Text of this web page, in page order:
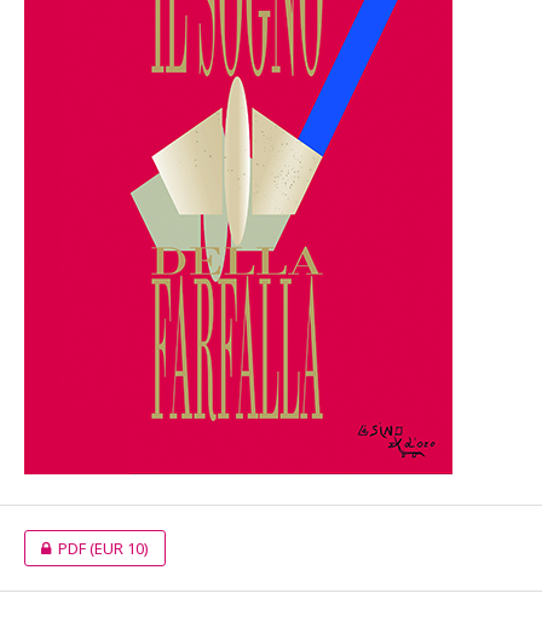
PDF(EUR 10)